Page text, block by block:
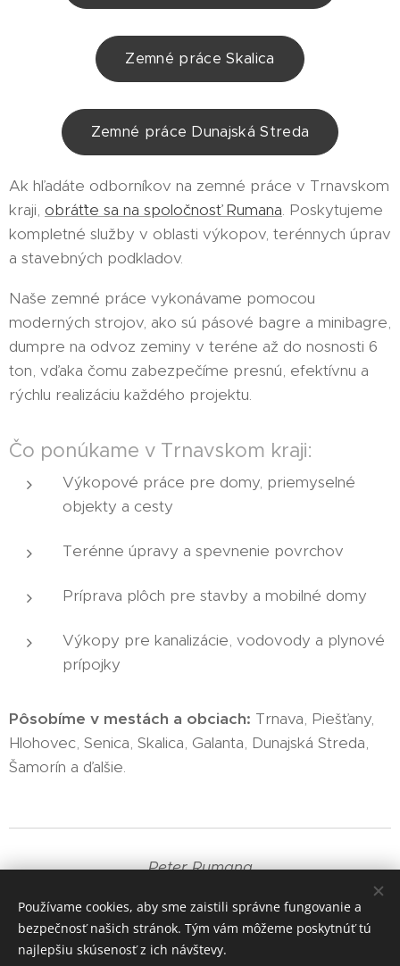
Zemné práce Skalica
Zemné práce Dunajská Streda
Ak hľadáte odborníkov na zemné práce v Trnavskom
kraji, obráťte sa na spoločnosť Rumana. Poskytujeme
kompletné služby v oblasti výkopov, terénnych úprav
a stavebných podkladov.
Naše zemné práce vykonávame pomocou
moderných strojov, ako sú pásové bagre a minibagre,
dumpre na odvoz zeminy v teréne až do nosnosti 6
ton, vďaka čomu zabezpečíme presnú, efektívnu a
rýchlu realizáciu každého projektu.
Čo ponúkame v Trnavskom kraji:
Výkopové práce pre domy, priemyselné
objekty a cesty
Terénne úpravy a spevnenie povrchov
Príprava plôch pre stavby a mobilné domy
Výkopy pre kanalizácie, vodovody a plynové
prípojky
Pôsobíme v mestách a obciach: Trnava, Piešťany,
Hlohovec, Senica, Skalica, Galanta, Dunajská Streda,
Šamorín a ďalšie.
Peter Rumana
Cookies
Používame cookies, aby sme zaistili správne fungovanie a
bezpečnosť našich stránok. Tým vám môžeme poskytnúť tú
najlepšiu skúsenosť z ich návštevy.